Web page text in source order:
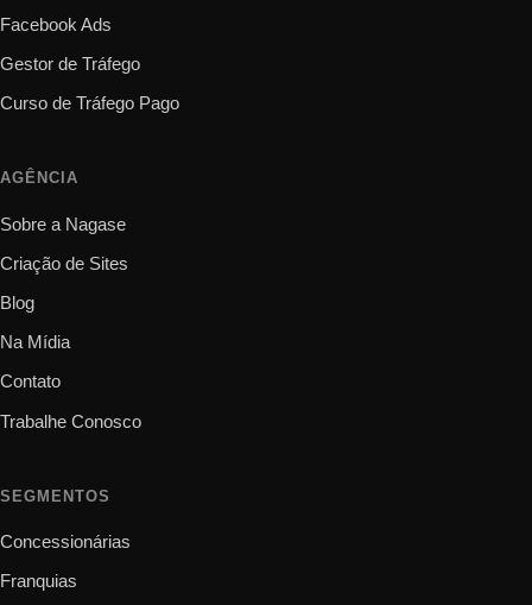
Facebook Ads
Gestor de Tráfego
Curso de Tráfego Pago
AGÊNCIA
Sobre a Nagase
Criação de Sites
Blog
Na Mídia
Contato
Trabalhe Conosco
SEGMENTOS
Concessionárias
Franquias